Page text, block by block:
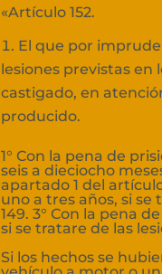
«Artículo 152.
El que por
lesiones previstas en
castigado, en
producido.
1° Con la pena de
seis a dieciocho
apartado 1 del
uno a tres años, si
149. 3° Con la pena
si se tratare de las
Si los hechos se